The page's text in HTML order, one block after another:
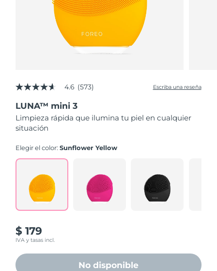
4.6
5
estrellas,
valor
medio
valoración.
Read
573
Enlace
misma
página.
4.6 (573) Escriba una reseña
LUNA™ mini 3
Limpieza rápida que ilumina tu piel en cualquier
situación
Elegir el color:Sunflower Yellow
$ 179
IVA y tasas incl.
No disponible